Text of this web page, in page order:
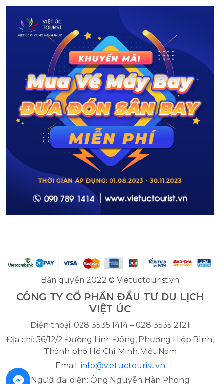
Bản quyền 2022 © Vietuctourist.vn
CÔNG TY CỔ PHẦN ĐẦU TƯ DU LỊCH
VIỆT ÚC
Điện thoại: 028 3535 1414 – 028 3535 2121
Địa chỉ: 56/12/2 Đường Linh Đông, Phường Hiệp Bình,
Thành phố Hồ Chí Minh, Việt Nam
Email: info@vietuctourist.vn
Người đại diện: Ông Nguyễn Hàn Phong